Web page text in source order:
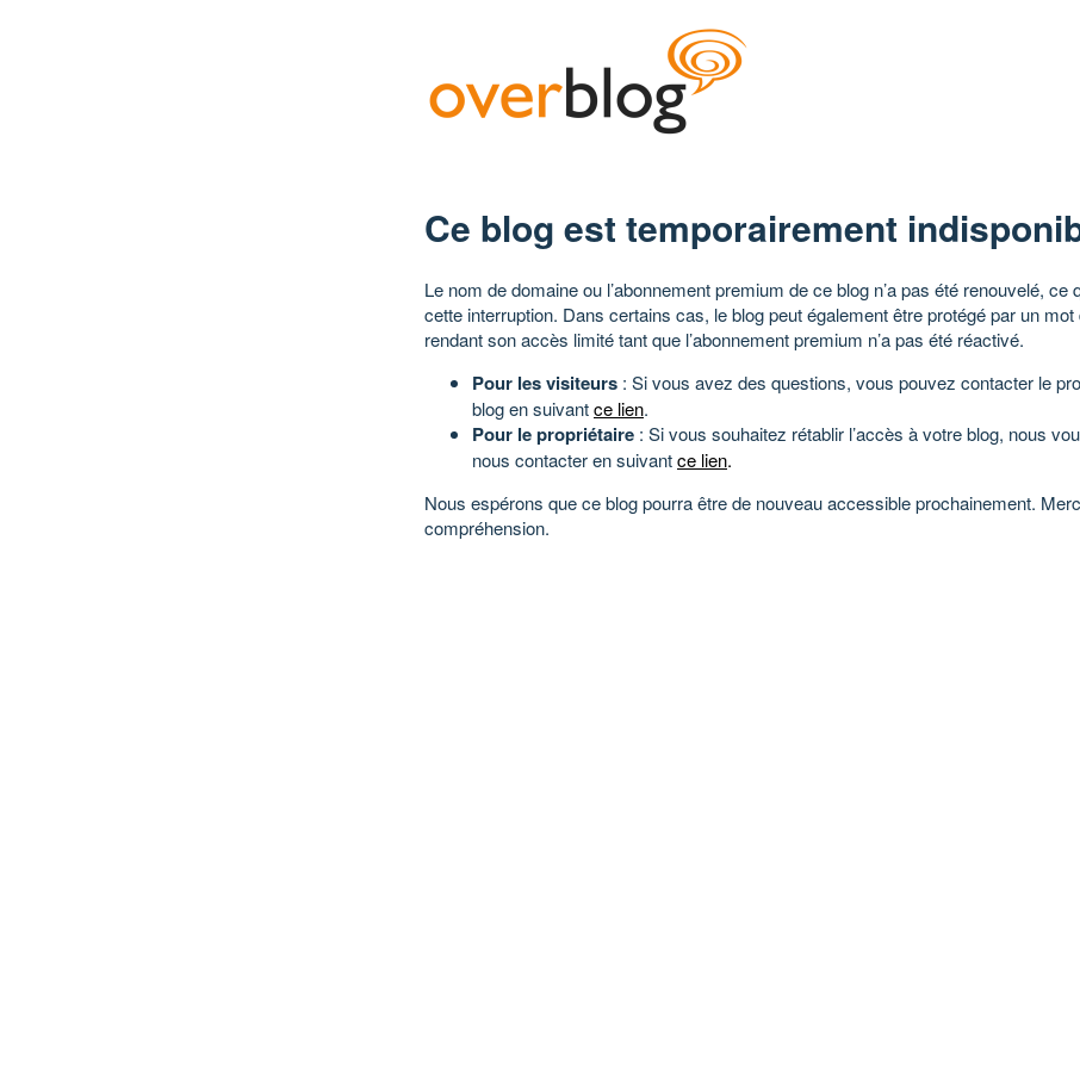
Ce blog est temporairement
Le nom de domaine ou l’abonnement premium de ce blog n’a pas été renouvelé, ce
cette interruption. Dans certains cas, le blog peut également être protégé par un mot
rendant son accès limité tant que l’abonnement premium n’a pas été réactivé.
Pour les visiteurs : Si vous avez des questions, vous pouvez contacter le
blog en suivantce lien.
Pour le propriétaire : Si vous souhaitez rétablir l’accès à votre blog, nous
nous contacter en suivantce lien.
Nous espérons que ce blog pourra être de nouveau accessible prochainement.
compréhension.